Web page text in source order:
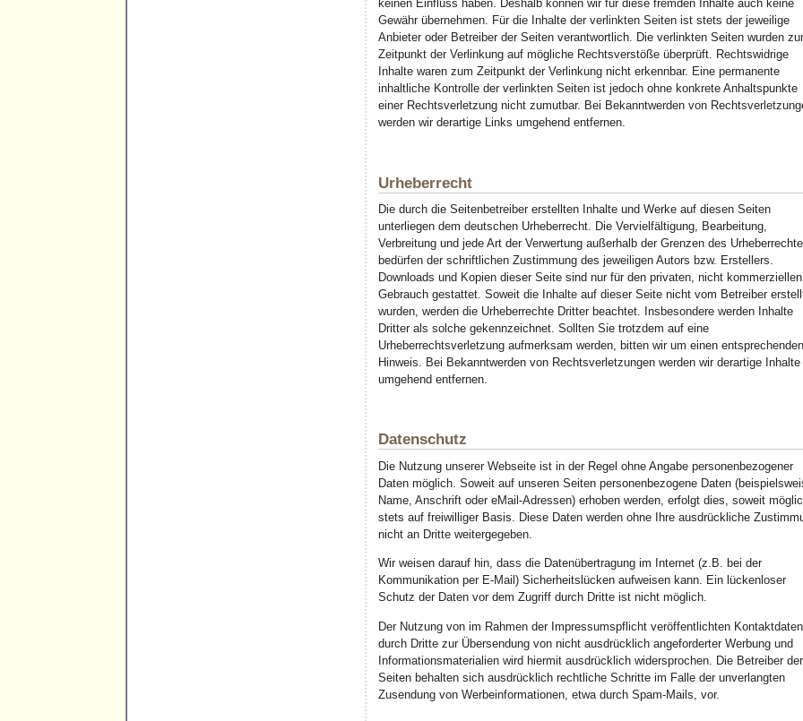
keinen Einfluss haben. Deshalb können wir für diese fremden Inhalte auch keine
Gewähr übernehmen. Für die Inhalte der verlinkten Seiten ist stets der jeweilige
Anbieter oder Betreiber der Seiten verantwortlich. Die verlinkten Seiten wurden
Zeitpunkt der Verlinkung auf mögliche Rechtsverstöße überprüft. Rechtswidrige
Inhalte waren zum Zeitpunkt der Verlinkung nicht erkennbar. Eine permanente
inhaltliche Kontrolle der verlinkten Seiten ist jedoch ohne konkrete Anhaltspunkte
einer Rechtsverletzung nicht zumutbar. Bei Bekanntwerden von
werden wir derartige Links umgehend entfernen.
Urheberrecht
Die durch die Seitenbetreiber erstellten Inhalte und Werke auf diesen Seiten
unterliegen dem deutschen Urheberrecht. Die Vervielfältigung, Bearbeitung,
Verbreitung und jede Art der Verwertung außerhalb der Grenzen des
bedürfen der schriftlichen Zustimmung des jeweiligen Autors bzw. Erstellers.
Downloads und Kopien dieser Seite sind nur für den privaten, nicht kommerziellen
Gebrauch gestattet. Soweit die Inhalte auf dieser Seite nicht vom Betreiber
wurden, werden die Urheberrechte Dritter beachtet. Insbesondere werden Inhalte
Dritter als solche gekennzeichnet. Sollten Sie trotzdem auf eine
Urheberrechtsverletzung aufmerksam werden, bitten wir um einen entsprechenden
Hinweis. Bei Bekanntwerden von Rechtsverletzungen werden wir derartige Inhalte
umgehend entfernen.
Datenschutz
Die Nutzung unserer Webseite ist in der Regel ohne Angabe personenbezogener
Daten möglich. Soweit auf unseren Seiten personenbezogene Daten
Name, Anschrift oder eMail-Adressen) erhoben werden, erfolgt dies, soweit
stets auf freiwilliger Basis. Diese Daten werden ohne Ihre ausdrückliche
nicht an Dritte weitergegeben.
Wir weisen darauf hin, dass die Datenübertragung im Internet (z.B. bei der
Kommunikation per E-Mail) Sicherheitslücken aufweisen kann. Ein lückenloser
Schutz der Daten vor dem Zugriff durch Dritte ist nicht möglich.
Der Nutzung von im Rahmen der Impressumspflicht veröffentlichten Kontaktdaten
durch Dritte zur Übersendung von nicht ausdrücklich angeforderter Werbung und
Informationsmaterialien wird hiermit ausdrücklich widersprochen. Die Betreiber der
Seiten behalten sich ausdrücklich rechtliche Schritte im Falle der unverlangten
Zusendung von Werbeinformationen, etwa durch Spam-Mails, vor.